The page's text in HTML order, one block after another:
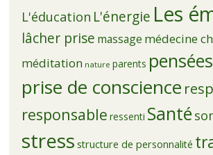
L'éducation L'énergie Les
lâcher prise massage médecine
méditation nature parents pensées
prise de conscience
responsable ressenti Santé
stress structure de personnalité